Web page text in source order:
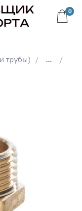
0
трубы)
...